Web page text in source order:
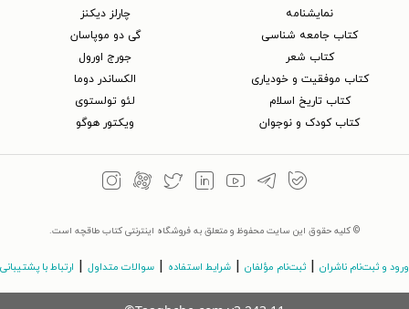
نمایشنامه
کتاب جامعه شناسی
کتاب شعر
کتاب موفقیت و خودیاری
کتاب تاریخ اسلام
کتاب کودک و نوجوان
چارلز دیکنز
گی دو موپاسان
جورج اورول
الکساندر دوما
لئو تولستوی
ویکتور هوگو
© کلیه حقوق این سایت محفوظ و متعلق به فروشگاه اینترنتی کتاب طاقچه است.
ورود و ثبت‌نام ناشران ثبت‌نام مؤلفان شرایط استفاده سوالات متداول ارتباط با پشتیبانی